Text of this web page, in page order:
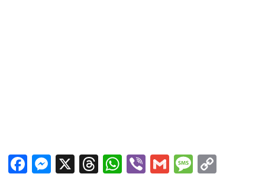
Facebook
Messenger
X Threads
WhatsApp
ViberGmail